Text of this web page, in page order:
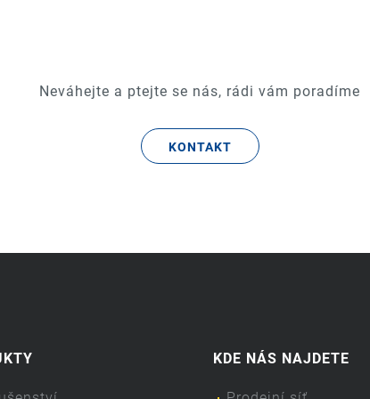
Neváhejte a ptejte se nás, rádi vám poradíme
KONTAKT
KDE NÁS NAJDETE